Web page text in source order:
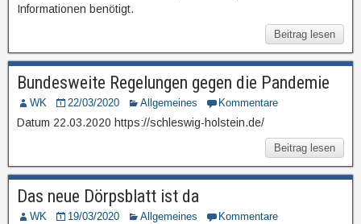
Informationen benötigt.
Beitrag lesen
Bundesweite Regelungen gegen die Pandemie
WK 22/03/2020 Allgemeines Kommentare
Datum 22.03.2020 https://schleswig-holstein.de/
Beitrag lesen
Das neue Dörpsblatt ist da
WK 19/03/2020 Allgemeines Kommentare